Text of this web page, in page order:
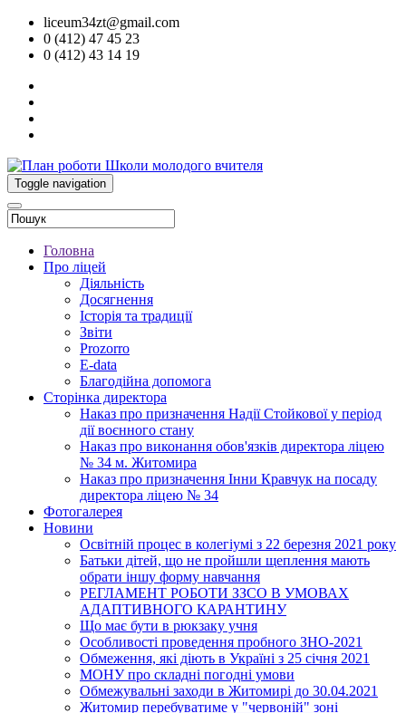
liceum34zt@gmail.com
0 (412) 47 45 23
0 (412) 43 14 19
Toggle navigation
Головна
Про ліцей
Діяльність
Досягнення
Історія та традиції
Звіти
Prozorro
E-data
Благодійна допомога
Сторінка директора
Наказ про призначення Надії Стойкової у період
дії воєнного стану
Наказ про виконання обов'язків директора ліцею
№ 34 м. Житомира
Наказ про призначення Інни Кравчук на посаду
директора ліцею № 34
Фотогалерея
Новини
Освітній процес в колегіумі з 22 березня 2021 року
Батьки дітей, що не пройшли щеплення мають
обрати іншу форму навчання
РЕГЛАМЕНТ РОБОТИ ЗЗСО В УМОВАХ
АДАПТИВНОГО КАРАНТИНУ
Що має бути в рюкзаку учня
Особливості проведення пробного ЗНО-2021
Обмеження, які діють в Україні з 25 січня 2021
МОНУ про складні погодні умови
Обмежувальні заходи в Житомирі до 30.04.2021
Житомир перебуватиме у "червоній" зоні